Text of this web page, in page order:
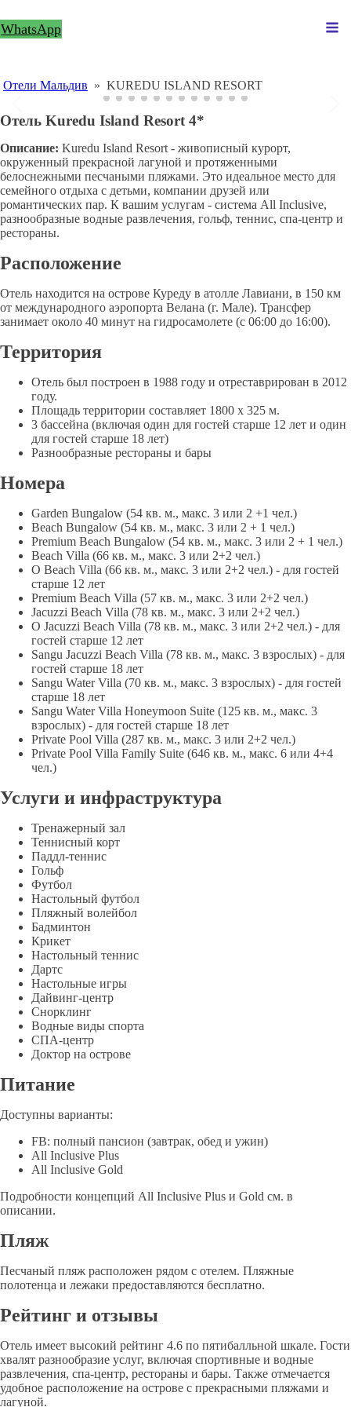
WhatsApp
Отели Мальдив » KUREDU ISLAND RESORT
Отель Kuredu Island Resort 4*
Описание: Kuredu Island Resort - живописный курорт,
окруженный прекрасной лагуной и протяженными
белоснежными песчаными пляжами. Это идеальное место для
семейного отдыха с детьми, компании друзей или
романтических пар. К вашим услугам - система All Inclusive,
разнообразные водные развлечения, гольф, теннис, спа-центр и
рестораны.
Расположение
Отель находится на острове Куреду в атолле Лавиани, в 150 км
от международного аэропорта Велана (г. Мале). Трансфер
занимает около 40 минут на гидросамолете (с 06:00 до 16:00).
Территория
Отель был построен в 1988 году и отреставрирован в 2012
году.
Площадь территории составляет 1800 х 325 м.
3 бассейна (включая один для гостей старше 12 лет и один
для гостей старше 18 лет)
Разнообразные рестораны и бары
Номера
Garden Bungalow (54 кв. м., макс. 3 или 2 +1 чел.)
Beach Bungalow (54 кв. м., макс. 3 или 2 + 1 чел.)
Premium Beach Bungalow (54 кв. м., макс. 3 или 2 + 1 чел.)
Beach Villa (66 кв. м., макс. 3 или 2+2 чел.)
O Beach Villa (66 кв. м., макс. 3 или 2+2 чел.) - для гостей
старше 12 лет
Premium Beach Villa (57 кв. м., макс. 3 или 2+2 чел.)
Jacuzzi Beach Villa (78 кв. м., макс. 3 или 2+2 чел.)
O Jacuzzi Beach Villa (78 кв. м., макс. 3 или 2+2 чел.) - для
гостей старше 12 лет
Sangu Jacuzzi Beach Villa (78 кв. м., макс. 3 взрослых) - для
гостей старше 18 лет
Sangu Water Villa (70 кв. м., макс. 3 взрослых) - для гостей
старше 18 лет
Sangu Water Villa Honeymoon Suite (125 кв. м., макс. 3
взрослых) - для гостей старше 18 лет
Private Pool Villa (287 кв. м., макс. 3 или 2+2 чел.)
Private Pool Villa Family Suite (646 кв. м., макс. 6 или 4+4
чел.)
Услуги и инфраструктура
Тренажерный зал
Теннисный корт
Паддл-теннис
Гольф
Футбол
Настольный футбол
Пляжный волейбол
Бадминтон
Крикет
Настольный теннис
Дартс
Настольные игры
Дайвинг-центр
Снорклинг
Водные виды спорта
СПА-центр
Доктор на острове
Питание
Доступны варианты:
FB: полный пансион (завтрак, обед и ужин)
All Inclusive Plus
All Inclusive Gold
Подробности концепций All Inclusive Plus и Gold см. в
описании.
Пляж
Песчаный пляж расположен рядом с отелем. Пляжные
полотенца и лежаки предоставляются бесплатно.
Рейтинг и отзывы
Отель имеет высокий рейтинг 4.6 по пятибалльной шкале. Гости
хвалят разнообразие услуг, включая спортивные и водные
развлечения, спа-центр, рестораны и бары. Также отмечается
удобное расположение на острове с прекрасными пляжами и
лагуной.